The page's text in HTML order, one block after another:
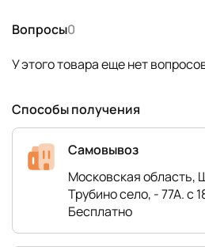
Вопросы0
У этого товара еще нет
Способы получения
Самовывоз
Московская область,
Трубино село, - 77А. с
Бесплатно